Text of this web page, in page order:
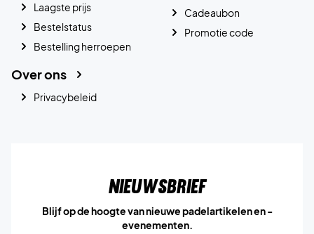
Laagste prijs
Bestelstatus
Bestelling herroepen
Cadeaubon
Promotie code
Over ons
Privacybeleid
Nieuwsbrief
Blijf op de hoogte van nieuwe padelartikelen en -
evenementen.